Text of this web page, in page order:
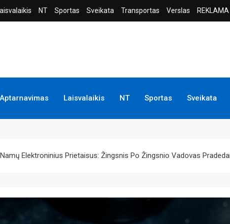
NT Sportas Sveikata Transportas Verslas REKLAMA
Aptarnavimas Laisvalaikis NT Sportas Sveikata
Elektroninius Prietaisus: Žingsnis Po Žingsnio Vadovas